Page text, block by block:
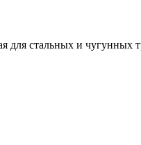
для стальных и чугунных